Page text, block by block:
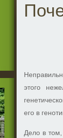
этого
его в
Дело в том,